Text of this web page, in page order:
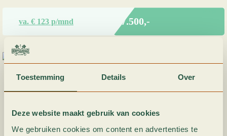
Toestemming Details Over
Deze website maakt gebruik van cookies
We gebruiken cookies om content en advertenties te
va. € 123 p/mnd € 7.500,-
Ford Fiesta ST-Line| 1.0 Ecoboost|
153.033
Kilometer
Brandstof
Benzine
Bouwjaar
2018
Handgeschakeld